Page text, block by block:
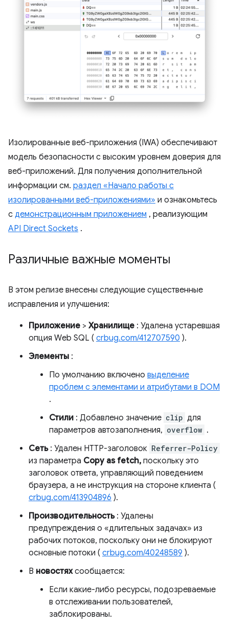
Изолированные веб-приложения (IWA) обеспечивают
модель безопасности с высоким уровнем доверия для
веб-приложений. Для получения дополнительной
информации см. раздел «Начало работы с
изолированными веб-приложениями» и ознакомьтесь
с демонстрационным приложением , реализующим
API Direct Sockets .
Различные важные моменты
В этом релизе внесены следующие существенные
исправления и улучшения:
Приложение > Хранилище : Удалена устаревшая
опция Web SQL ( crbug.com/412707590 ).
Элементы :
По умолчанию включено выделение
проблем с элементами и атрибутами в DOM
.
Стили : Добавлено значение clip для
параметров автозаполнения, overflow .
Сеть: Удален HTTP-заголовок Referrer-Policy
из параметра Copy as fetch, поскольку это
заголовок ответа, управляющий поведением
браузера, а не инструкция на стороне клиента (
crbug.com/413904896 ).
Производительность: Удалены
предупреждения о «длительных задачах» из
рабочих потоков, поскольку они не блокируют
основные потоки ( crbug.com/40248589 ).
В новостяхсообщается:
Если какие-либо ресурсы, подозреваемые
в отслеживании пользователей,
заблокированы.